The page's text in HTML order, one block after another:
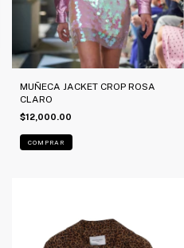
MUÑECA JACKET CROP ROSA
CLARO
$12,000.00
COMPRAR